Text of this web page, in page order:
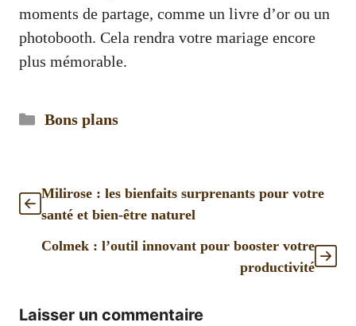
moments de partage, comme un livre d’or ou un
photobooth. Cela rendra votre mariage encore
plus mémorable.
Catégories
Bons plans
Milirose : les bienfaits surprenants pour votre
santé et bien-être naturel
Colmek : l’outil innovant pour booster votre
productivité
Laisser un commentaire